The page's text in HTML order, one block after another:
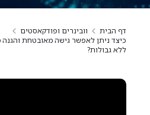
דף הבית
וובינרים ופודקאסטים
כיצד ניתן לאפשר גישה מאובטחת
ללא גבולות?